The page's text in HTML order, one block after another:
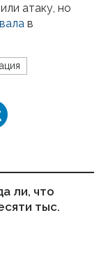
атаку, но
в
ли, что
тыс.